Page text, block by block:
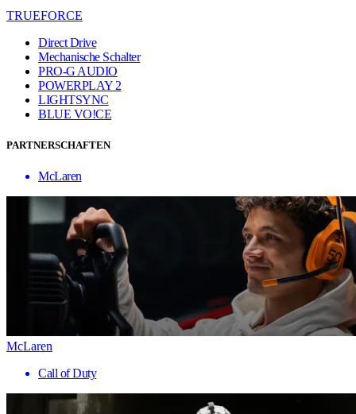
TRUEFORCE
Direct Drive
Mechanische Schalter
PRO-G AUDIO
POWERPLAY 2
LIGHTSYNC
BLUE VO!CE
PARTNERSCHAFTEN
McLaren
McLaren
Call of Duty